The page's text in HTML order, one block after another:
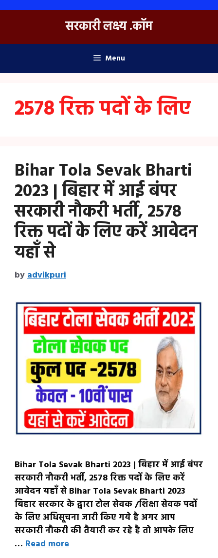
Skip
सरकारी लक्ष्य .कॉम
Menu
2578 रिक्त पदों के लिए
Bihar Tola Sevak Bharti
2023 | बिहार में आई बंपर
सरकारी नौकरी भर्ती, 2578
रिक्त पदों के लिए करें आवेदन
यहाँ से
byadvikpuri
Bihar Tola Sevak Bharti 2023 | बिहार में आई बंपर
सरकारी नौकरी भर्ती, 2578 रिक्त पदों के लिए करें
आवेदन यहाँ से Bihar Tola Sevak Bharti 2023
बिहार सरकार के द्वारा टोल सेवक /शिक्षा सेवक पदों
के लिए अधिसूचना जारी किए गये है अगर आप
सरकारी नौकरी की तैयारी कर रहे है तो आपके लिए
… Read more